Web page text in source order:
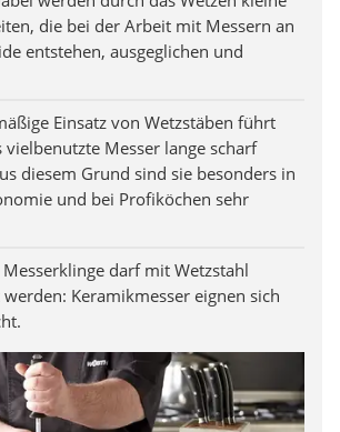
die bei der Arbeit mit Messern an
entstehen, ausgeglichen und
Einsatz von Wetzstäben führt
vielbenutzte Messer lange scharf
diesem Grund sind sie besonders in
und bei Profiköchen sehr
darf mit Wetzstahl
Keramikmesser eignen sich